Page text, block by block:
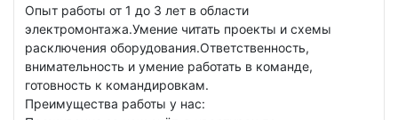
Опыт работы от 1 до 3 лет в области
электромонтажа.Умение читать проекты и схемы
расключения оборудования.Ответственность,
внимательность и умение работать в команде,
готовность к командировкам.
Преимущества работы у нас: